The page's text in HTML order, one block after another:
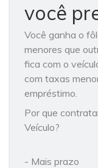
você
Você ganha o
menores que
fica com o
com taxas
empréstimo.
Por que
Veículo?
- Mais prazo